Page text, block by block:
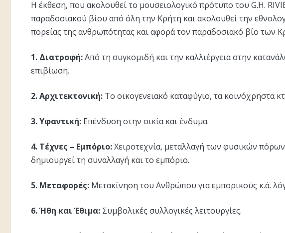
Η έκθεση, που ακολουθεί το μουσειολογικό πρότυπο του G.H.
παραδοσιακού βίου από όλη την Κρήτη και ακολουθεί την
πορείας της ανθρωπότητας και αφορά τον παραδοσιακό βίο των
1. Διατροφή:Από τη συγκομιδή και την καλλιέργεια στην
επιβίωση.
2. Αρχιτεκτονική: Το οικογενειακό καταφύγιο, τα κοινόχρηστα
3. Υφαντική: Επένδυση στην οικία και ένδυμα.
4. Τέχνες – Εμπόριο:Χειροτεχνία, μεταλλαγή των φυσικών
δημιουργεί τη συναλλαγή και το εμπόριο.
5. Μεταφορές: Μετακίνηση του Ανθρώπου για εμπορικούς κ.ά.
6. Ήθη και Έθιμα: Συμβολικές συλλογικές λειτουργίες.